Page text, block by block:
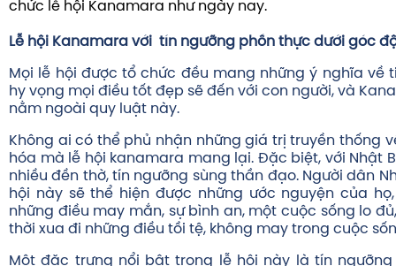
chức lễ hội Kanamara như ngày nay.
Lễ hội Kanamara với tín ngưỡng phồn thực dưới góc
Mọi lễ hội được tổ chức đều mang những ý nghĩa về
hy vọng mọi điều tốt đẹp sẽ đến với con người, và
nằm ngoài quy luật này.
Không ai có thể phủ nhận những giá trị truyền thống
hóa mà lễ hội kanamara mang lại. Đặc biệt, với Nhật
nhiều đền thờ, tín ngưỡng sùng thần đạo. Người dân
hội này sẽ thể hiện được những ước nguyện của
những điều may mắn, sự bình an, một cuộc sống lo
thời xua đi những điều tồi tệ, không may trong cuộc
Một đặc trưng nổi bật trong lễ hội này là tín